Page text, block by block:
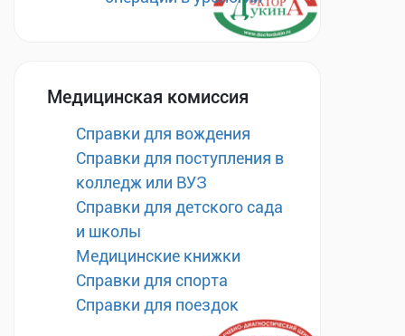
Медицинская комиссия
Справки для вождения
Справки для поступления в
колледж или ВУЗ
Справки для детского сада
и школы
Медицинские книжки
Справки для спорта
Справки для поездок